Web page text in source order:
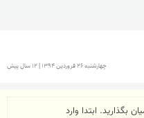
چهارشنبه 26 فروردين 1394 | 12 سال پیش